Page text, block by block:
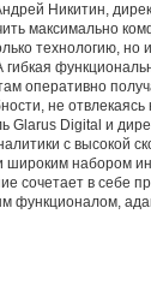
Никитин,
максимально
технологию,
оперативно
не
Glarus Digital и
с высокой
набором
сочетает в себе
функционалом,